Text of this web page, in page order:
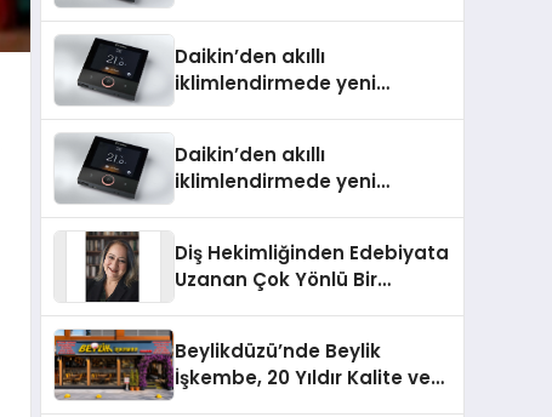
Daikin’den akıllı
iklimlendirmede yeni
Daikin’den akıllı
iklimlendirmede yeni
Diş Hekimliğinden Edebiyata
Uzanan Çok Yönlü Bir
Beylikdüzü’nde Beylik
İşkembe, 20 Yıldır Kalite ve